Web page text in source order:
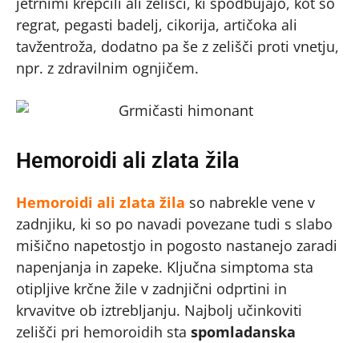
regrat, pegasti badelj, cikorija, artičoka ali
tavžentroža, dodatno pa še z zelišči proti vnetju,
npr. z zdravilnim ognjičem.
Hemoroidi ali zlata žila
Hemoroidi ali zlata žila so nabrekle vene v
zadnjiku, ki so po navadi povezane tudi s slabo
mišično napetostjo in pogosto nastanejo zaradi
napenjanja in zapeke. Ključna simptoma sta
otipljive krčne žile v zadnjični odprtini in
krvavitve ob iztrebljanju. Najbolj učinkoviti
zelišči pri hemoroidih sta spomladanska